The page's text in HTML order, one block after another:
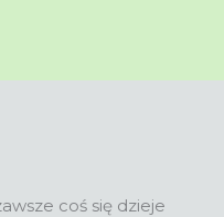
coś się dzieje